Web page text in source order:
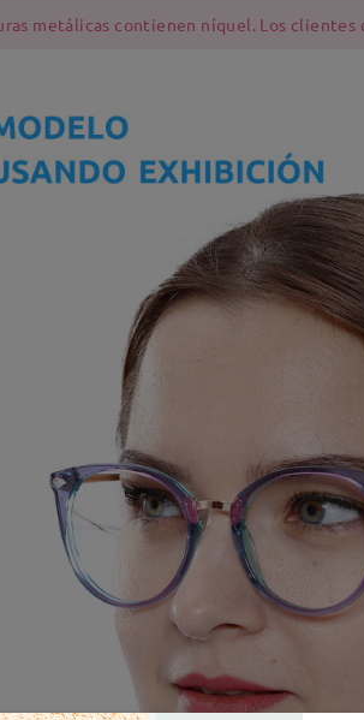
metálicas contienen níquel. Los